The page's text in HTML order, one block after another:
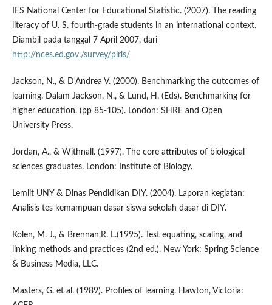
IES National Center for Educational Statistic. (2007). The reading
literacy of U. S. fourth-grade students in an international context.
Diambil pada tanggal 7 April 2007, dari
http://nces.ed.gov./survey/pirls/
Jackson, N., & D'Andrea V. (2000). Benchmarking the outcomes of
learning. Dalam Jackson, N., & Lund, H. (Eds). Benchmarking for
higher education. (pp 85-105). London: SHRE and Open
University Press.
Jordan, A., & Withnall. (1997). The core attributes of biological
sciences graduates. London: Institute of Biology.
Lemlit UNY & Dinas Pendidikan DIY. (2004). Laporan kegiatan:
Analisis tes kemampuan dasar siswa sekolah dasar di DIY.
Kolen, M. J., & Brennan,R. L.(1995). Test equating, scaling, and
linking methods and practices (2nd ed.). New York: Spring Science
& Business Media, LLC.
Masters, G. et al. (1989). Profiles of learning. Hawton, Victoria: